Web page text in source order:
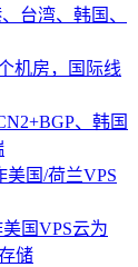
台湾、韩国、
机房，国际线
、韩国
美国/荷兰VPS
国VPS云为
储